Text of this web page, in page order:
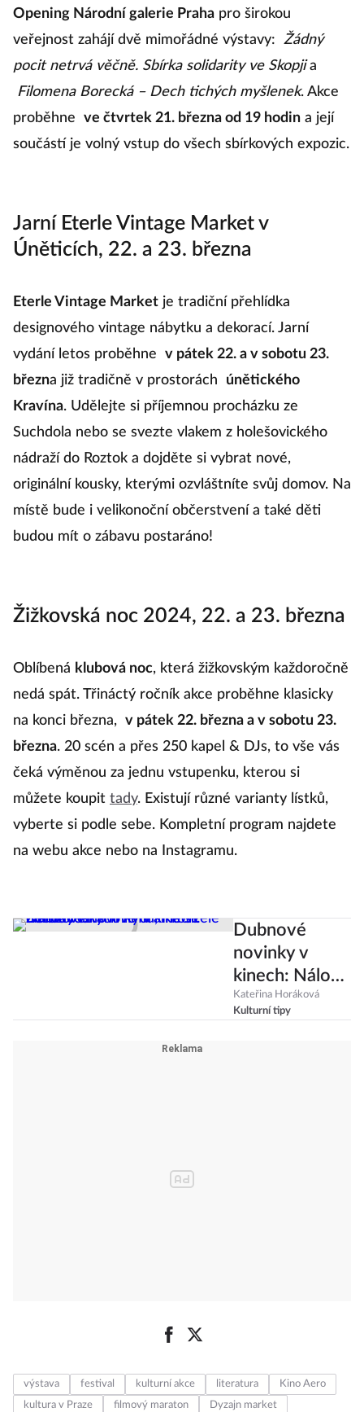
Opening Národní galerie Praha pro širokou
veřejnost zahájí dvě mimořádné výstavy:
Žádný
pocit netrvá věčně. Sbírka solidarity ve Skopjia
Filomena Borecká ⁠–⁠ Dech tichých myšlenek. Akce
proběhne
ve čtvrtek 21. března od 19 hodina její
součástí je volný vstup do všech sbírkových expozic.
Jarní Eterle Vintage Market v
Úněticích, 22. a 23. března
Eterle Vintage Market je tradiční přehlídka
designového vintage nábytku a dekorací. Jarní
vydání letos proběhne
v pátek 22. a v sobotu 23.
března již tradičně v prostorách
únětického
Kravína. Udělejte si příjemnou procházku ze
Suchdola nebo se svezte vlakem z holešovického
nádraží do Roztok a dojděte si vybrat nové,
originální kousky, kterými ozvláštníte svůj domov. Na
místě bude i velikonoční občerstvení a také děti
budou mít o zábavu postaráno!
Žižkovská noc 2024, 22. a 23. března
Oblíbená klubová noc, která žižkovským každoročně
nedá spát. Třináctý ročník akce proběhne klasicky
na konci března, v pátek 22. března a v sobotu 23.
března. 20 scén a přes 250 kapel & DJs, to vše vás
čeká výměnou za jednu vstupenku, kterou si
můžete koupit tady. Existují různé varianty lístků,
vyberte si podle sebe. Kompletní program najdete
na webu akce nebo na Instagramu.
Dubnové
novinky v
kinech: Nálož
českých filmů,
Krotitelé
Kateřina Horáková
Kulturní tipy
výstava festival kulturní akce literatura
Kino Aero
kultura v Praze
filmový maraton
Dyzajn market